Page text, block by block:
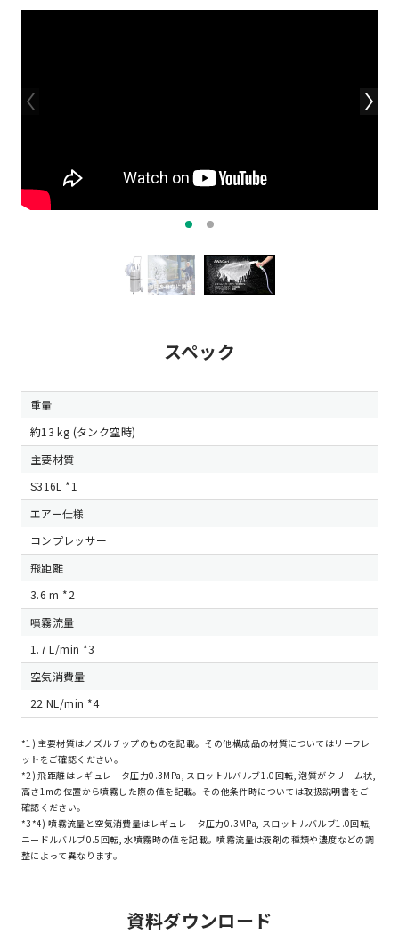
スペック
重量
約13 kg (タンク空時)
主要材質
S316L *1
エアー仕様
コンプレッサー
飛距離
3.6 m *2
噴霧流量
1.7 L/min *3
空気消費量
22 NL/min *4
*1) 主要材質はノズルチップのものを記載。その他構成品の材質についてはリーフレ
ットをご確認ください。
*2) 飛距離はレギュレータ圧力0.3MPa, スロットルバルブ1.0回転, 泡質がクリーム状,
高さ1mの位置から噴霧した際の値を記載。その他条件時については取扱説明書をご
確認ください。
*3*4) 噴霧流量と空気消費量はレギュレータ圧力0.3MPa, スロットルバルブ1.0回転,
ニードルバルブ0.5回転, 水噴霧時の値を記載。噴霧流量は液剤の種類や濃度などの調
整によって異なります。
資料ダウンロード